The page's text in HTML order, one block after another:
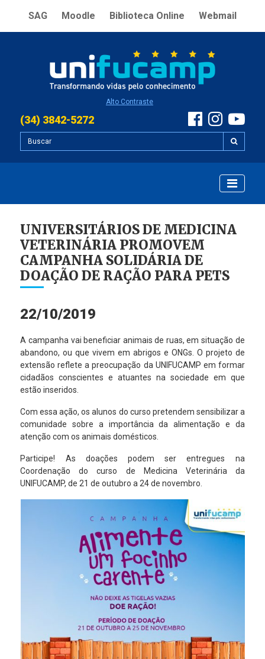
SAG Moodle Biblioteca Online Webmail
Alto Contraste
(34) 3842-5272
UNIVERSITÁRIOS DE MEDICINA
VETERINÁRIA PROMOVEM
CAMPANHA SOLIDÁRIA DE
DOAÇÃO DE RAÇÃO PARA PETS
22/10/2019
A campanha vai beneficiar animais de ruas, em situação de
abandono, ou que vivem em abrigos e ONGs. O projeto de
extensão reflete a preocupação da UNIFUCAMP em formar
cidadãos conscientes e atuantes na sociedade em que
estão inseridos.
Com essa ação, os alunos do curso pretendem sensibilizar a
comunidade sobre a importância da alimentação e da
atenção com os animais domésticos.
Participe! As doações podem ser entregues na
Coordenação do curso de Medicina Veterinária da
UNIFUCAMP, de 21 de outubro a 24 de novembro.